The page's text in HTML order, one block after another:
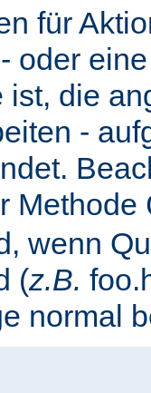
für
oder
ist, die
-
Methode
wenn
(z.B.
normal